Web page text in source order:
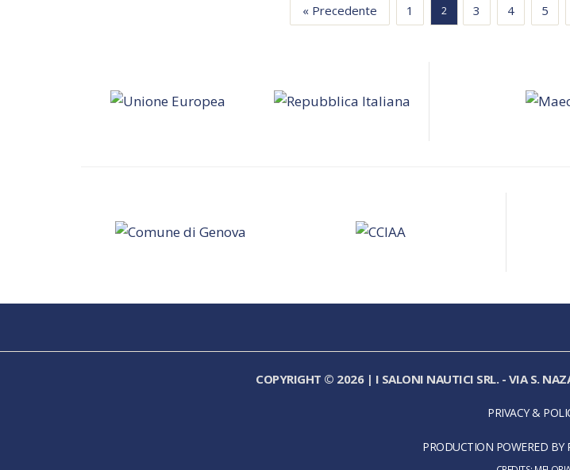
« Precedente 1 2 3 4 5
COPYRIGHT © 2026 | I SALONI NAUTICI SRL. - VIA S.
PRIVACY &
PRODUCTION POWERED BY